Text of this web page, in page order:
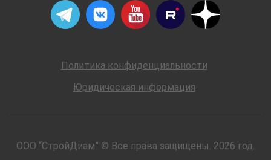
Политика конфиденциальности
Юридическая информация
ООО “СтройДиам” © Все права защищены. 2026 год.